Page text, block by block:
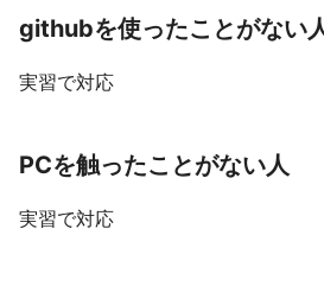
githubを使ったことがない
実習で対応
PCを触ったことがない人
実習で対応